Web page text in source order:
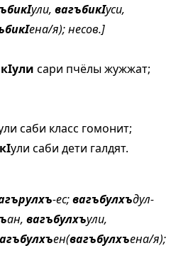
ули, вагъбикIуси,
ена/я); несов.]
сари пчёлы жужжат;
саби класс гомонит;
ули саби дети галдят.
-ес;вагъбулхъдул-
ан, вагъбулхъули,
ен(вагъбулхъена/я);